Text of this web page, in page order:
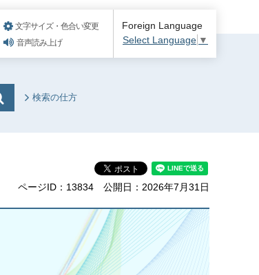
文字サイズ・色合い変更
音声読み上げ
Foreign Language
Select Language ▼
検索の仕方
ページID：13834 公開日：2026年7月31日